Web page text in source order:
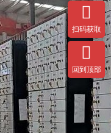

扫码获取

回到顶部